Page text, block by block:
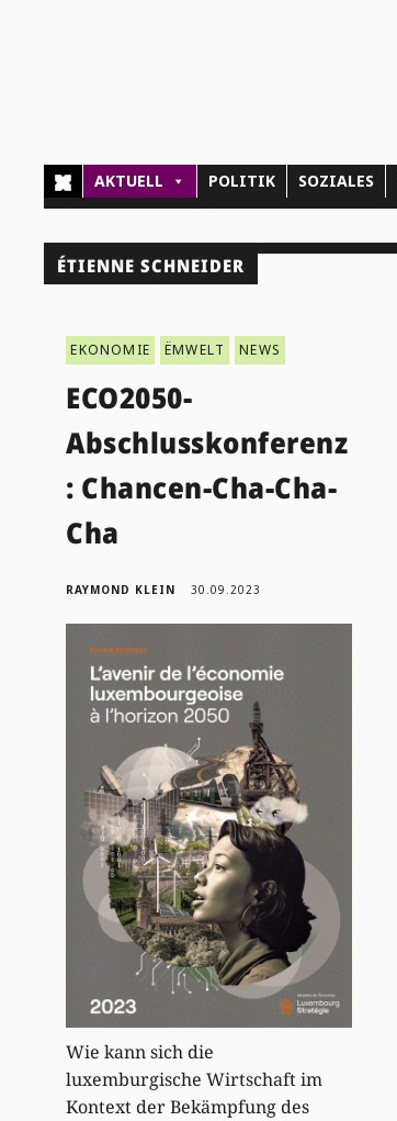
AKTUELL POLITIK SOZIALES
ÉTIENNE SCHNEIDER
EKONOMIE ËMWELT NEWS
ECO2050-
Abschlusskonferenz
: Chancen-Cha-Cha-
Cha
RAYMOND KLEIN 30.09.2023
Wie kann sich die
luxemburgische Wirtschaft im
Kontext der Bekämpfung des